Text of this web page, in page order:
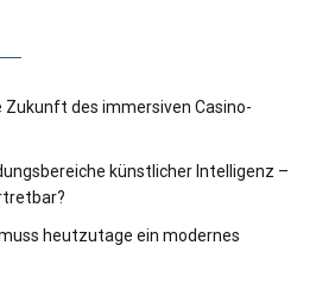
Zukunft des immersiven Casino-
künstlicher Intelligenz –
heutzutage ein modernes